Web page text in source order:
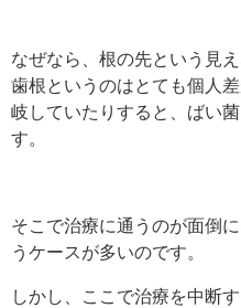
なぜなら、根の先という見
歯根というのはとても個人
岐していたりすると、ばい
す。
そこで治療に通うのが面倒
うケースが多いのです。
しかし、ここで治療を中断